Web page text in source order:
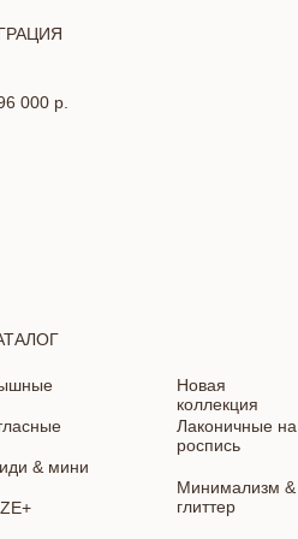
000 р.
Минимализм &
глиттер
Лаконичные на
роспись
& мини
Новая
коллекция